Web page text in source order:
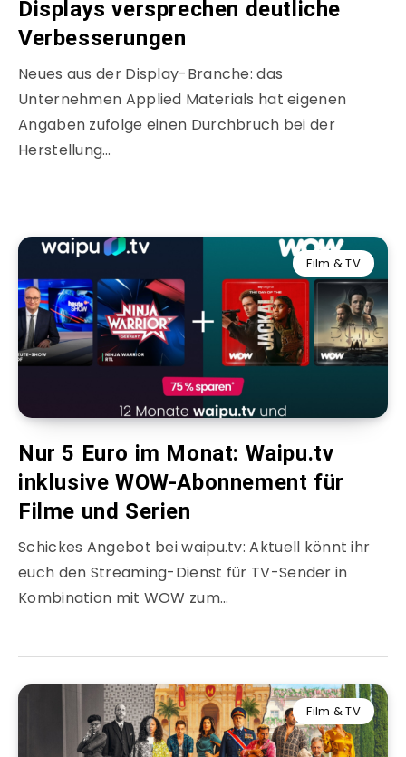
Displays versprechen deutliche
Verbesserungen
Neues aus der Display-Branche: das
Unternehmen Applied Materials hat eigenen
Angaben zufolge einen Durchbruch bei der
Herstellung…
Film & TV
Nur 5 Euro im Monat: Waipu.tv
inklusive WOW-Abonnement für
Filme und Serien
Schickes Angebot bei waipu.tv: Aktuell könnt ihr
euch den Streaming-Dienst für TV-Sender in
Kombination mit WOW zum…
Film & TV